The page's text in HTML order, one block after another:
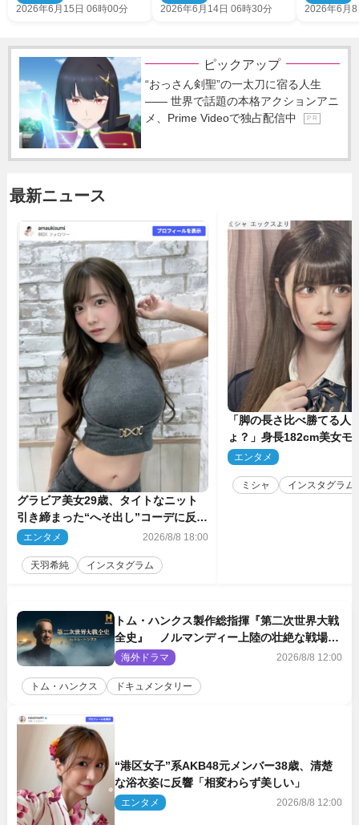
2026年6月15日 06時00分 2026年6月14日 06時30分
バレあり）
2026年6月
ピックアップ
“おっさん剣聖”の一太刀に宿る人生
―― 世界で話題の本格アクションアニ
メ、Prime Videoで独占配信中
P R
最新ニュース
グラビア美女29歳、タイトなニット
引き締まった“へそ出し”コーデに反響
「可愛い過ぎる」
エンタメ 2026/8/8 18:00
天羽希純 インスタグラム
「脚の長さ比べ勝てる人
ょ？」身長182cm美女モ
のプロポーションにネッ
エンタメ
ミシャ インスタグラム
トム・ハンクス製作総指揮『第二次世界大戦
全史』 ノルマンディー上陸の壮絶な戦場を
収めた特別映像解禁
海外ドラマ 2026/8/8 12:00
トム・ハンクス ドキュメンタリー
“港区女子”系AKB48元メンバー38歳、清楚
な浴衣姿に反響「相変わらず美しい」
エンタメ 2026/8/8 12:00